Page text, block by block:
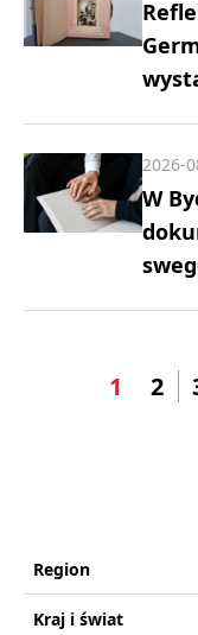
W
2026-
1 2
Region
Kraj i świat